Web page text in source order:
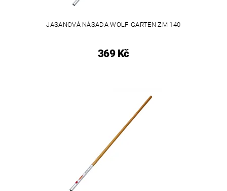
JASANOVÁ NÁSADA WOLF-GARTEN ZM 140
369 Kč